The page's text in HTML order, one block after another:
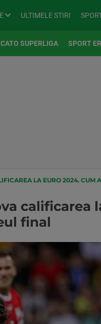
ULTIMELE STIRI
SUPERLIGA SPORT
CUM AJUNG VADIM RAȚĂ ȘI
calificarea
final